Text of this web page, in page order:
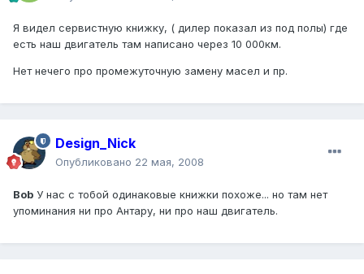
Я видел сервистную книжку, ( дилер показал из под полы) где
есть наш двигатель там написано через 10 000км.
Нет нечего про промежуточную замену масел и пр.
Design_Nick
Опубликовано 22 мая, 2008
Bob У нас с тобой одинаковые книжки похоже... но там нет
упоминания ни про Антару, ни про наш двигатель.